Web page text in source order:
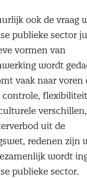
ook de vraag
publieke sector
vormen van
wordt
vaak naar voren
controle,
uit de
redenen zijn
wordt
publieke sector.